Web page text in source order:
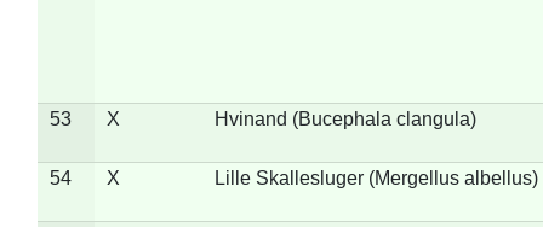
53 X Hvinand (Bucephala clangula)
54 X Lille Skallesluger (Mergellus albellus)